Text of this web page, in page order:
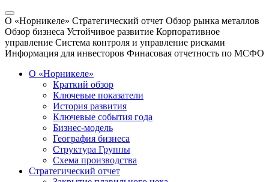
О «Норникеле» Стратегический отчет Обзор рынка металлов
Обзор бизнеса Устойчивое развитие Корпоративное
управление Система контроля и управление рисками
Информация для инвесторов Финасовая отчетность по МСФО
О «Норникеле»
Краткий обзор
Ключевые показатели
История развития
Ключевые события года
Бизнес-модель
География бизнеса
Структура Группы
Схема производства
Стратегический отчет